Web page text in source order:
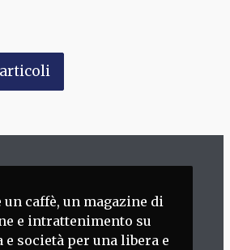
un caffè, un magazine di
e intrattenimento su
e società per una libera e